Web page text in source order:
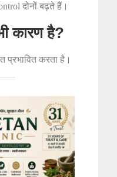
दोनों बढ़ते हैं।
कारण है?
प्रभावित करता है।